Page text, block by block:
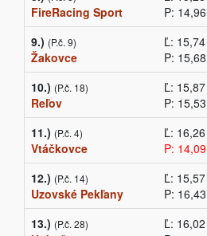
FireRacing Sport
P: 14,96
9.) (P.č. 9)
Žakovce
Ľ: 15,74
P: 15,68
10.) (P.č. 18)
Reľov
Ľ: 15,87
P: 15,53
11.) (P.č. 4)
Vtáčkovce
Ľ: 16,26
P: 14,09
12.) (P.č. 14)
Uzovské Pekľany
Ľ: 15,57
P: 16,43
13.) (P.č. 28)
Ľ: 16,02